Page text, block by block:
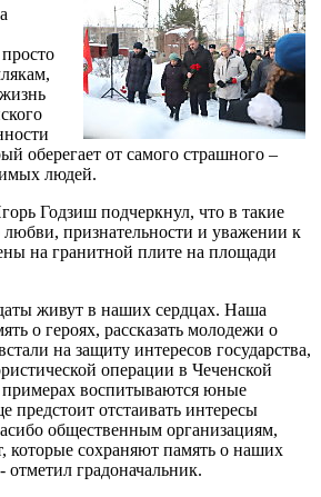
оберегает от самого страшного –
людей.
Годзиш подчеркнул, что в такие
признательности и уважении к
на гранитной плите на площади
живут в наших сердцах. Наша
о героях, рассказать молодежи о
на защиту интересов государства,
операции в Чеченской
примерах воспитываются юные
предстоит отстаивать интересы
общественным организациям,
которые сохраняют память о наших
отметил градоначальник.